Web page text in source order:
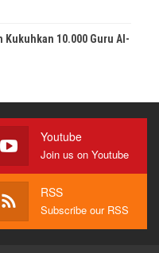
Kukuhkan 10.000 Guru Al-
Youtube
Join us on Youtube
RSS
Subscribe our RSS